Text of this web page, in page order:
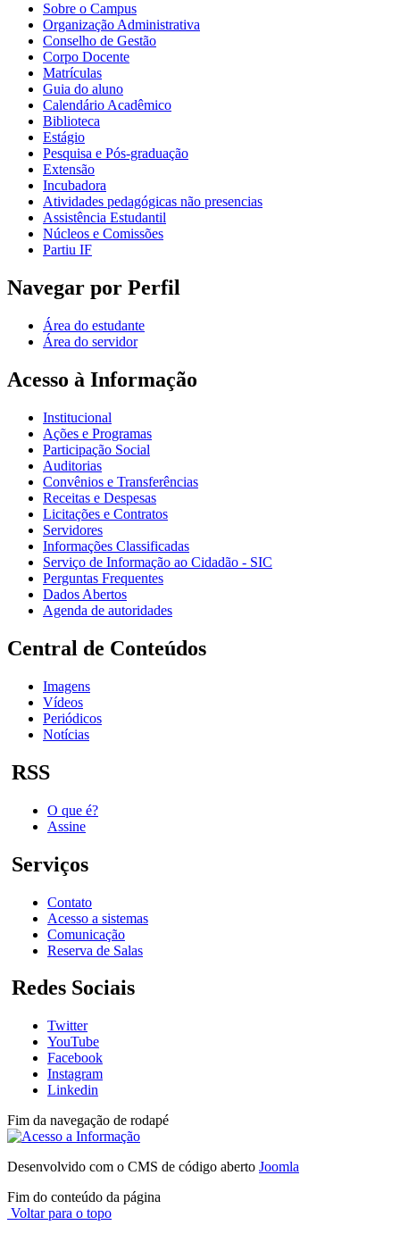
Sobre o Campus
Organização Administrativa
Conselho de Gestão
Corpo Docente
Matrículas
Guia do aluno
Calendário Acadêmico
Biblioteca
Estágio
Pesquisa e Pós-graduação
Extensão
Incubadora
Atividades pedagógicas não presencias
Assistência Estudantil
Núcleos e Comissões
Partiu IF
Navegar por Perfil
Área do estudante
Área do servidor
Acesso à Informação
Institucional
Ações e Programas
Participação Social
Auditorias
Convênios e Transferências
Receitas e Despesas
Licitações e Contratos
Servidores
Informações Classificadas
Serviço de Informação ao Cidadão - SIC
Perguntas Frequentes
Dados Abertos
Agenda de autoridades
Central de Conteúdos
Imagens
Vídeos
Periódicos
Notícias
RSS
O que é?
Assine
Serviços
Contato
Acesso a sistemas
Comunicação
Reserva de Salas
Redes Sociais
Twitter
YouTube
Facebook
Instagram
Linkedin
Fim da navegação de rodapé
Desenvolvido com o CMS de código aberto Joomla
Fim do conteúdo da página
Voltar para o topo